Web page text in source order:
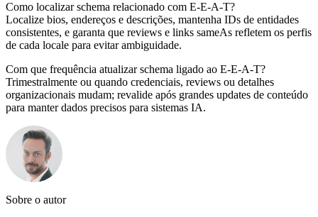
Como localizar schema relacionado com E-E-A-T?
Localize bios, endereços e descrições, mantenha IDs de entidades
consistentes, e garanta que reviews e links sameAs refletem os perfis
de cada locale para evitar ambiguidade.
Com que frequência atualizar schema ligado ao E-E-A-T?
Trimestralmente ou quando credenciais, reviews ou detalhes
organizacionais mudam; revalide após grandes updates de conteúdo
para manter dados precisos para sistemas IA.
Sobre o autor